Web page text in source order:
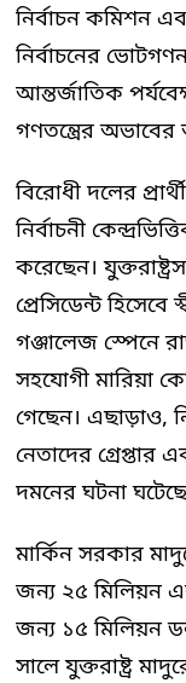
নির্বাচন কমিশন
নির্বাচনের
আন্তর্জাতিক
গণতন্ত্রের
বিরোধী দলের
নির্বাচনী
করেছেন।
প্রেসিডেন্ট হিসেবে
গঞ্জালেজ স্পেনে
সহযোগী মারিয়া
গেছেন। এছাড়াও,
নেতাদের
দমনের ঘটনা
মার্কিন সরকার
জন্য ২৫ মিলিয়ন এবং
জন্য ১৫ মিলিয়ন
সালে যুক্তরাষ্ট্র